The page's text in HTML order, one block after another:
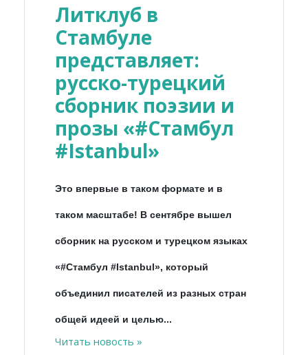
Литклуб в
Стамбуле
представляет:
русско-турецкий
сборник поэзии и
прозы «#Стамбул
#Istanbul»
Это впервые в таком формате и в
таком масштабе! В сентябре вышел
сборник на русском и турецком языках
«#Стамбул #Istanbul», который
объединил писателей из разных стран
общей идеей и целью...
Читать новость »